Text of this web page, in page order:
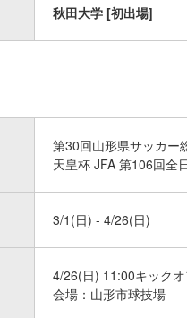
秋田大学 [初出場]
第30回山形県サッカー
天皇杯 JFA 第106回全
3/1(日) - 4/26(日)
4/26(日) 11:00キック
会場：山形市球技場